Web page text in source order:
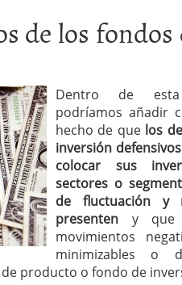
de los
Dentro de
podríamos añadir
hecho de que los
inversión
colocar sus
sectores o
de fluctuación y
presenten y que
movimientos
minimizables o
producto o fondo de